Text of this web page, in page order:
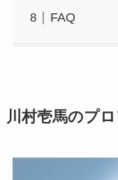
FAQ
川村壱馬のプ